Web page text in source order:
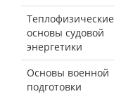
Теплофизические
основы судовой
энергетики
Основы военной
подготовки